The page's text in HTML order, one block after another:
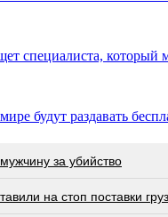
специалиста, который
будут раздавать
за убийство
на стоп поставки